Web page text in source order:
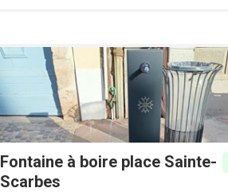
Fontaine à boire place Sainte-
Scarbes